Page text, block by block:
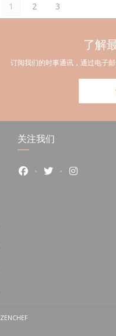
1 2 3
了解
订阅我们的时事通讯，通过电子
关注我们
Facebook ((在新窗口
Twitter ((在新窗
Instagram
ZENCHEF((在新窗口中打开))